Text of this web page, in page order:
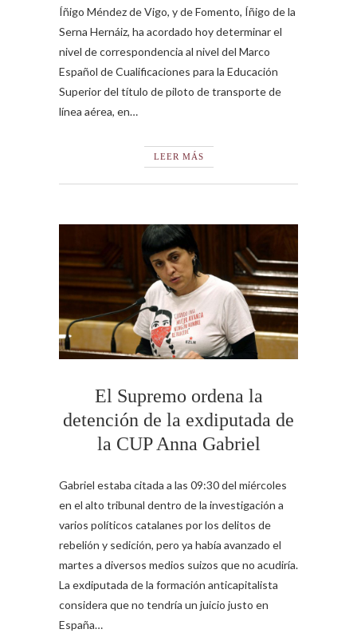
Íñigo Méndez de Vigo, y de Fomento, Íñigo de la
Serna Hernáiz, ha acordado hoy determinar el
nivel de correspondencia al nivel del Marco
Español de Cualificaciones para la Educación
Superior del título de piloto de transporte de
línea aérea, en…
LEER MÁS
El Supremo ordena la
detención de la exdiputada de
la CUP Anna Gabriel
Gabriel estaba citada a las 09:30 del miércoles
en el alto tribunal dentro de la investigación a
varios políticos catalanes por los delitos de
rebelión y sedición, pero ya había avanzado el
martes a diversos medios suizos que no acudiría.
La exdiputada de la formación anticapitalista
considera que no tendría un juicio justo en
España…